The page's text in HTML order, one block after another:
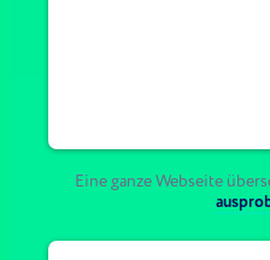
Eine ganze Webseite